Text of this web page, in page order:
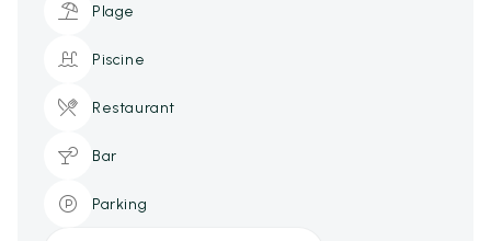
Plage
Piscine
Restaurant
Bar
Parking